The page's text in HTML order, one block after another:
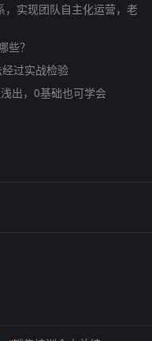
实现团队自主化运营，老
？
过实战检验
出，0基础也可学会